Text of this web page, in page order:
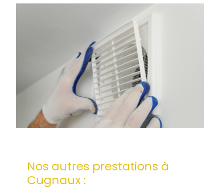
Nos autres prestations à
Cugnaux :